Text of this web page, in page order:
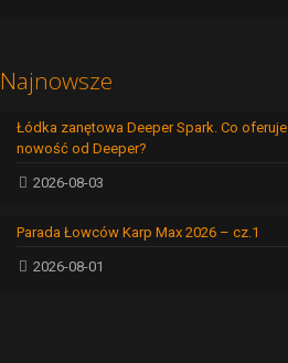
Najnowsze
Łódka zanętowa Deeper Spark. Co oferuje
nowość od Deeper?
2026-08-03
Parada Łowców Karp Max 2026 – cz.1
2026-08-01